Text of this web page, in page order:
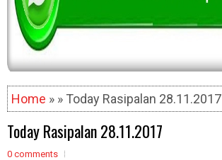
Home » » Today Rasipalan 28.11.2017
Today Rasipalan 28.11.2017
0 comments